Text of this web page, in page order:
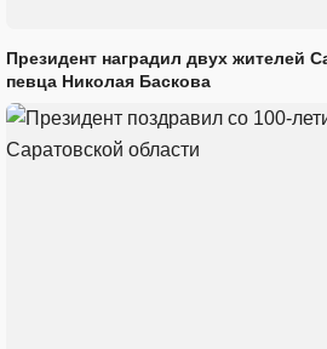
Президент наградил двух жителей
певца Николая Баскова